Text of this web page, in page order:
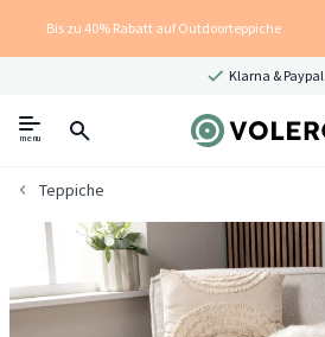
Bis zu 40% Rabatt auf Outdoorteppiche
Klarna & Paypal
menu
Teppiche